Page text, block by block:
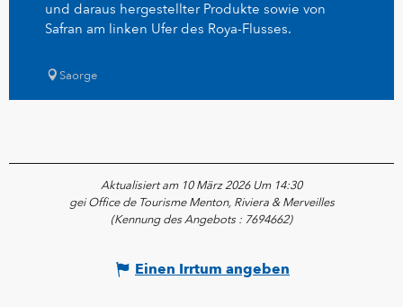
und daraus hergestellter Produkte sowie von
Safran am linken Ufer des Roya-Flusses.
Saorge
Aktualisiert am 10 März 2026 Um 14:30
gei Office de Tourisme Menton, Riviera & Merveilles
(Kennung des Angebots : 7694662)
Einen Irrtum angeben